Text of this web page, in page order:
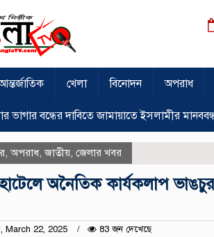
খেলা বিনোদন অপরাধ
ভাগার বন্ধের দাবিতে জামায়াতে ইসলামীর
অপরাধ,জাতীয় জেলার খবর
অনৈতিক কার্যকলাপ
22, 2025 83 জন দেখেছে